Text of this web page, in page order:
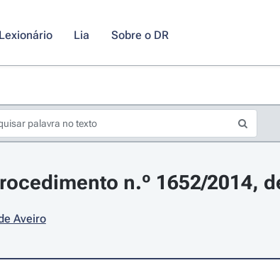
Lexionário Lia Sobre o DR
n.º 1652/2014,
Aveiro